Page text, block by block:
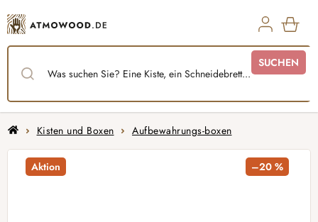
Inhalt
springen
SUCHEN
StartseiteKisten und Boxen Aufbewahrungs-boxen
Aktion –20 %